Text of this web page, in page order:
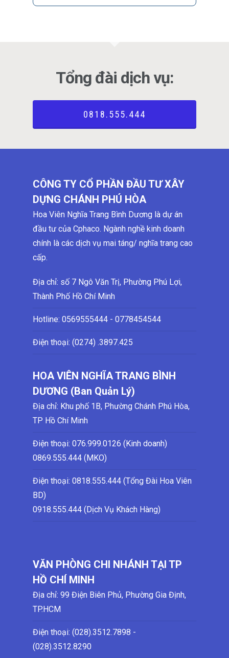
Tổng đài dịch vụ:
0818.555.444
CÔNG TY CỔ PHẦN ĐẦU TƯ XÂY
DỰNG CHÁNH PHÚ HÒA
Hoa Viên Nghĩa Trang Bình Dương là dự án
đầu tư của Cphaco. Ngành nghề kinh doanh
chính là các dịch vụ mai táng/ nghĩa trang cao
cấp.
Địa chỉ: số 7 Ngô Văn Trị, Phường Phú Lợi,
Thành Phố Hồ Chí Minh
Hotline: 0569555444 - 0778454544
Điện thoại: (0274) .3897.425
HOA VIÊN NGHĨA TRANG BÌNH
DƯƠNG (Ban Quản Lý)
Địa chỉ: Khu phố 1B, Phường Chánh Phú Hòa,
TP Hồ Chí Minh
Điện thoại: 076.999.0126 (Kinh doanh)
0869.555.444 (MKO)
Điện thoại: 0818.555.444 (Tổng Đài Hoa Viên
BD)
0918.555.444 (Dịch Vụ Khách Hàng)
VĂN PHÒNG CHI NHÁNH TẠI TP
HỒ CHÍ MINH
Địa chỉ: 99 Điện Biên Phủ, Phường Gia Định,
TP.HCM
Điện thoại: (028).3512.7898 -
(028).3512.8290